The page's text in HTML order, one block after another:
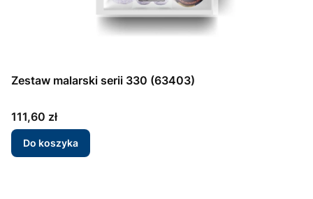
Zestaw malarski serii 330 (63403)
Cena
111,60 zł
Do koszyka